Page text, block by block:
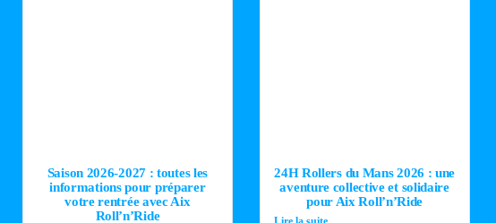
Saison 2026-2027 : toutes les
informations pour préparer
votre rentrée avec Aix
Roll’n’Ride
24H Rollers du Mans 2026 : une
aventure collective et solidaire
pour Aix Roll’n’Ride